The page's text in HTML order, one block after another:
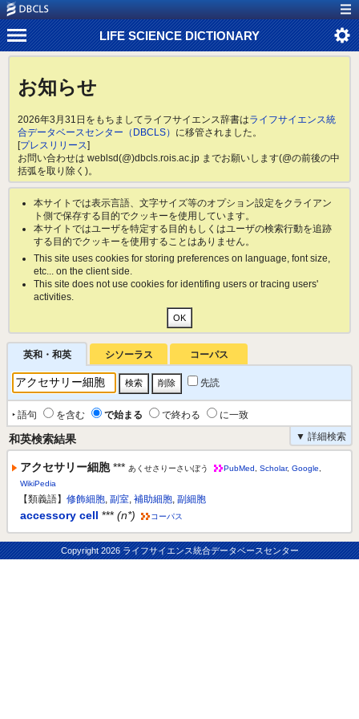
LIFE SCIENCE DICTIONARY
お知らせ
2026年3月31日をもちましてライフサイエンス辞書はライフサイエンス統
合データベースセンター（DBCLS） に移管されました。
[プレスリリース]
お問い合わせは weblsd(@)dbcls.rois.ac.jp までお願いします(@の前後の中
括弧を取り除く)。
本サイトでは表示言語、文字サイズ等のオプション設定をクライアン
ト側で保存する目的でクッキーを使用しています。
本サイトではユーザを特定する目的もしくはユーザの検索行動を追跡
する目的でクッキーを使用することはありません。
This site uses cookies for storing preferences on language, font size,
etc... on the client side.
This site does not use cookies for identifing users or tracing users'
activities.
英和・和英 シソーラス コーパス
先読
‣ 語句 を含む で始まる で終わる
に一致
▼ 詳細検索
和英検索結果
アクセサリー細胞 *** あくせさりーさいぼう PubMed Scholar, Google
WikiPedia
【類義語】 修飾細胞, 副室, 補助細胞, 副細胞
accessory cell *** (n*) コーパス
Copyright2026 ライフサイエンス統合データベースセンター